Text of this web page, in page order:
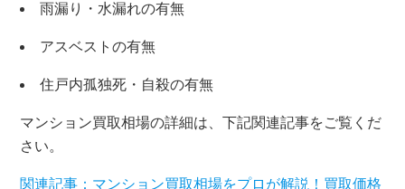
雨漏り・水漏れの有無
アスベストの有無
住戸内孤独死・自殺の有無
マンション買取相場の詳細は、下記関連記事をご覧くだ
さい。
関連記事：マンション買取相場をプロが解説！買取価格